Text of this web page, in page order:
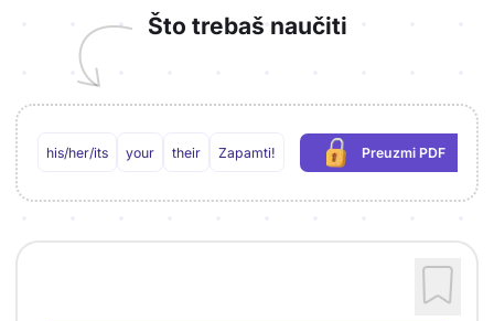
Što trebaš naučiti
his/her/its your their Zapamti! Preuzmi PDF
(potrebna